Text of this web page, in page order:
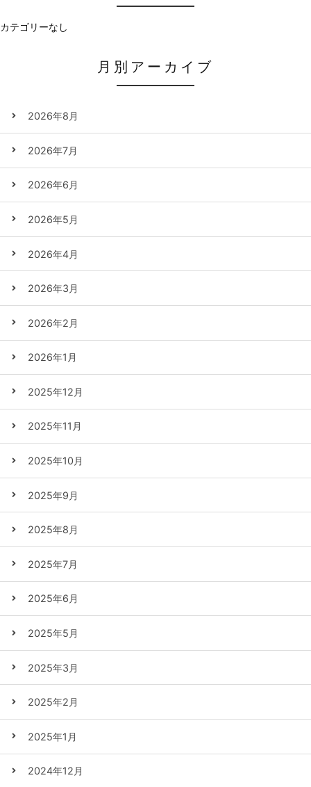
カテゴリーなし
月別アーカイブ
2026年8月
2026年7月
2026年6月
2026年5月
2026年4月
2026年3月
2026年2月
2026年1月
2025年12月
2025年11月
2025年10月
2025年9月
2025年8月
2025年7月
2025年6月
2025年5月
2025年3月
2025年2月
2025年1月
2024年12月